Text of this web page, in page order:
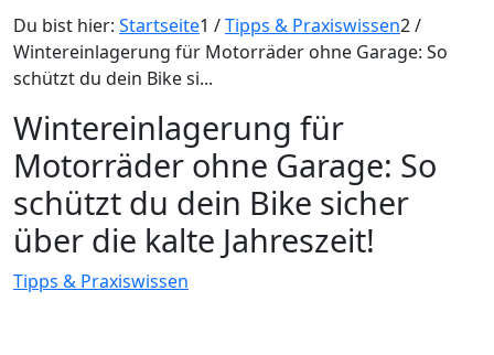
Du bist hier: Startseite1 /Tipps & Praxiswissen2/
Wintereinlagerung für Motorräder ohne Garage: So
schützt du dein Bike si...
Wintereinlagerung für
Motorräder ohne Garage: So
schützt du dein Bike sicher
über die kalte Jahreszeit!
Tipps & Praxiswissen